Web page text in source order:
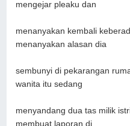
mengejar pleaku dan
menanyakan kembali
menanyakan alasan dia
sembunyi di pekarangan
wanita itu sedang
menyandang dua tas milik
membuat laporan di